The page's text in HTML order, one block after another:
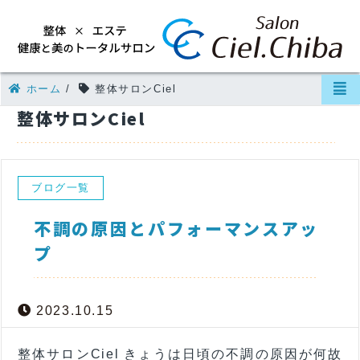
ホーム / 整体サロンCiel
整体サロンCiel
ブログ一覧
不調の原因とパフォーマンスアッ
プ
2023.10.15
整体サロンCiel きょうは日頃の不調の原因が何故